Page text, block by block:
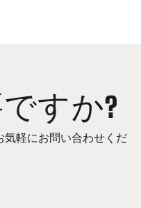
すか?
気軽にお問い合わせくだ